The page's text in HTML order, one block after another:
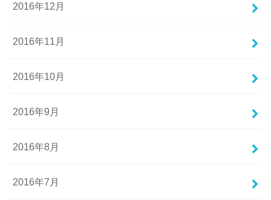
2016年12月
2016年11月
2016年10月
2016年9月
2016年8月
2016年7月